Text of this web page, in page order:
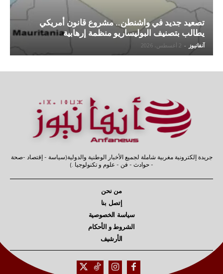
تصعيد جديد في واشنطن.. مشروع قانون أمريكي
يطالب بتصنيف البوليساريو منظمة إرهابية
آنفانيوز - 2 أغسطس، 2026
جريدة إلكترونية مغربية شاملة لجميع الأخبار الوطنية والدولية(سياسة - إقتصاد -صحة
- حوادث - فن - علوم و تكنولوجيا .)
من نحن
إتصل بنا
سياسة الخصوصية
الشروط و الأحكام
الأرشيف